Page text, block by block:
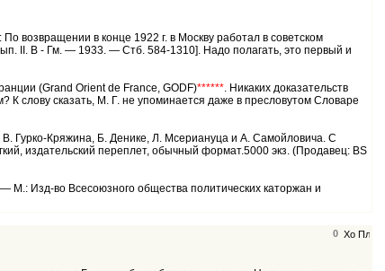
возвращении в конце 1922 г. в Москву работал в советском
II. В - Гм. — 1933. — Стб. 584-1310]. Надо полагать, это первый и
(Grand Orient de France, GODF)******. Никаких доказательств
К слову сказать, М. Г. не упоминается даже в пресловутом Словаре
Гурко-Кряжина, Б. Денике, Л. Мсериануца и А. Самойловича. С
издательский переплет, обычный формат.5000 экз. (Продавец: BS
М.: Изд-во Всесоюзного общества политических каторжан и
0